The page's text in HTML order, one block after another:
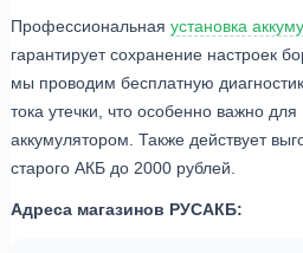
Профессиональная установка
гарантирует сохранение настроек
мы проводим бесплатную
тока утечки, что особенно важно
аккумулятором. Также действует
старого АКБ до 2000 рублей.
Адреса магазинов РУСАКБ: